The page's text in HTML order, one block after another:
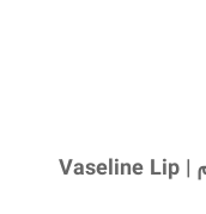
بالم لب وازلین حاوی کره کاکائو 20 گرم | Vaseline Lip